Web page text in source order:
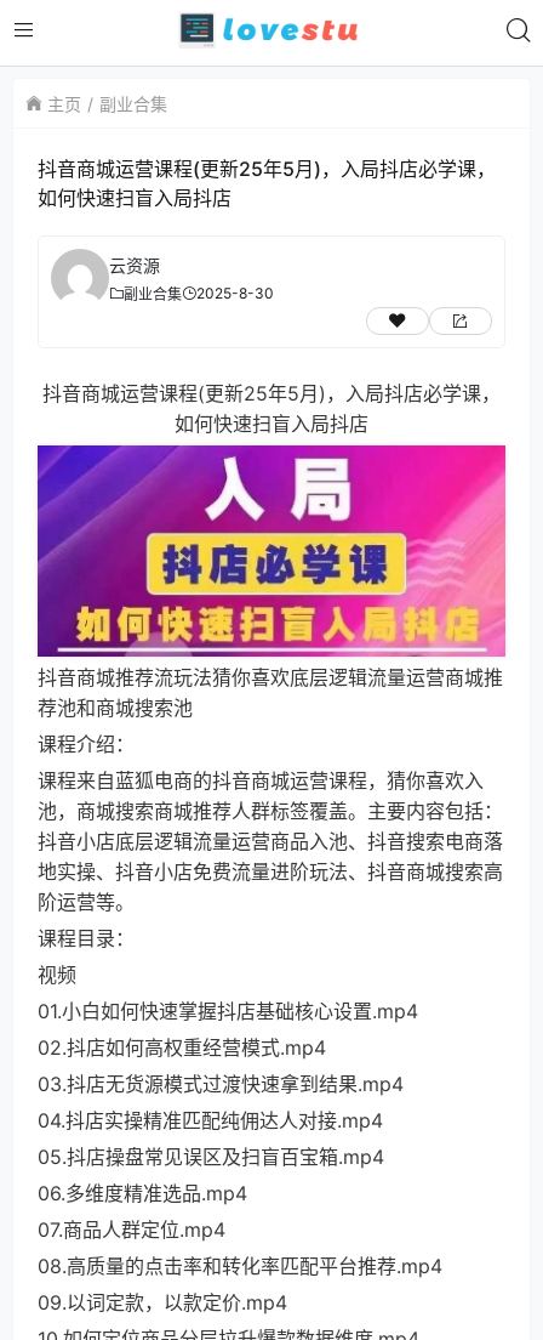
主页 副业合集
抖音商城运营课程(更新25年5月)，入局抖店必学课，
如何快速扫盲入局抖店
云资源
副业合集 2025-8-30
抖音商城运营课程(更新25年5月)，入局抖店必学课，
如何快速扫盲入局抖店
抖音商城推荐流玩法猜你喜欢底层逻辑流量运营商城推
荐池和商城搜索池
课程介绍：
课程来自蓝狐电商的抖音商城运营课程，猜你喜欢入
池，商城搜索商城推荐人群标签覆盖。主要内容包括：
抖音小店底层逻辑流量运营商品入池、抖音搜索电商落
地实操、抖音小店免费流量进阶玩法、抖音商城搜索高
阶运营等。
课程目录：
视频
01.小白如何快速掌握抖店基础核心设置.mp4
02.抖店如何高权重经营模式.mp4
03.抖店无货源模式过渡快速拿到结果.mp4
04.抖店实操精准匹配纯佣达人对接.mp4
05.抖店操盘常见误区及扫盲百宝箱.mp4
06.多维度精准选品.mp4
07.商品人群定位.mp4
08.高质量的点击率和转化率匹配平台推荐.mp4
09.以词定款，以款定价.mp4